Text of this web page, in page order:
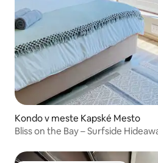
Kondo v meste Kapské Mesto
Bliss on the Bay – Surfside